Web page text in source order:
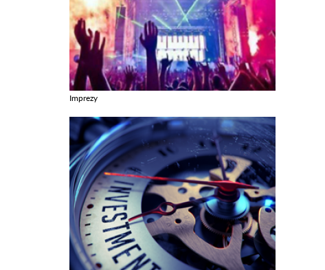
Imprezy